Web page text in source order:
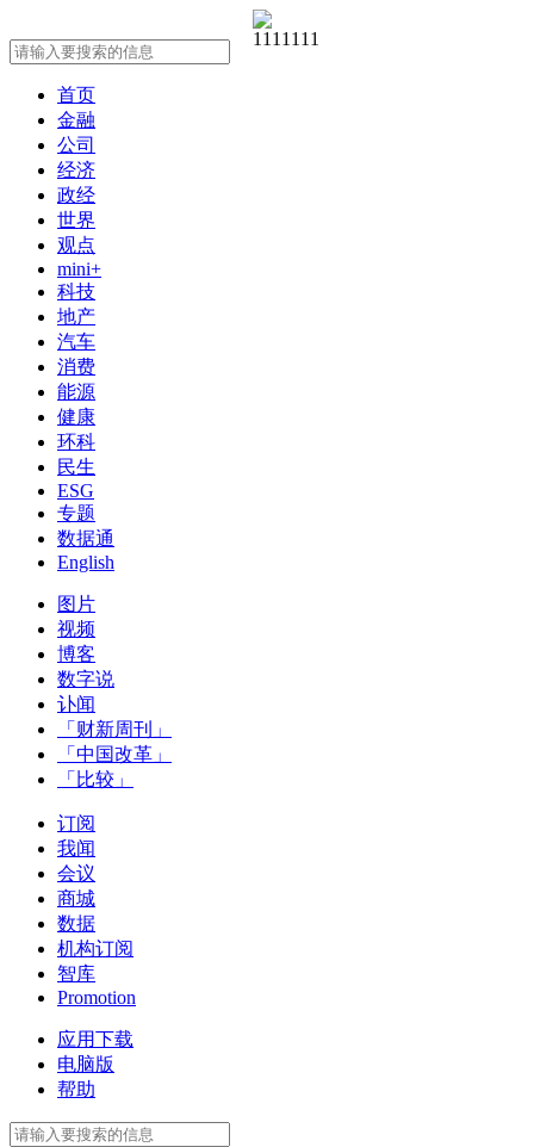
首页
金融
公司
经济
政经
世界
观点
mini+
科技
地产
汽车
消费
能源
健康
环科
民生
ESG
专题
数据通
English
图片
视频
博客
数字说
讣闻
「财新周刊」
「中国改革」
「比较」
订阅
我闻
会议
商城
数据
机构订阅
智库
Promotion
应用下载
电脑版
帮助